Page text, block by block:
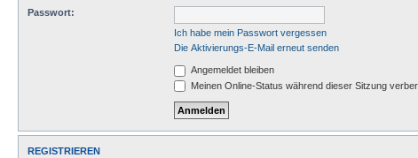
Passwort:
Ich habe mein Passwort vergessen
Die Aktivierungs-E-Mail erneut senden
Angemeldet bleiben
Meinen Online-Status während dieser Sitzung
REGISTRIEREN